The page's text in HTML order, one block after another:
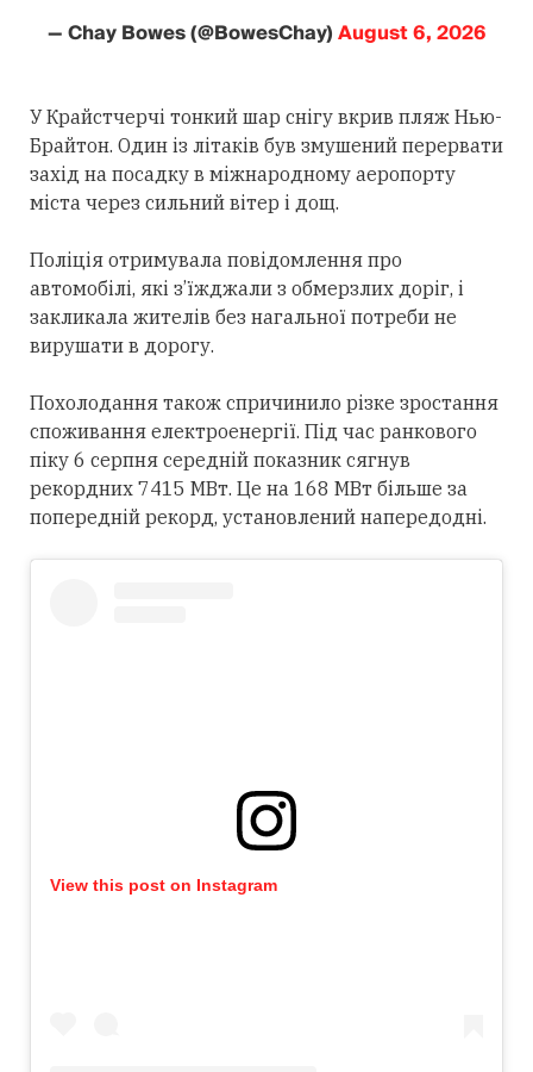
— Chay Bowes (@BowesChay)August 6, 2026
У Крайстчерчі тонкий шар снігу вкрив пляж Нью-
Брайтон. Один із літаків був змушений перервати
захід на посадку в міжнародному аеропорту
міста через сильний вітер і дощ.
Поліція отримувала повідомлення про
автомобілі, які з’їжджали з обмерзлих доріг, і
закликала жителів без нагальної потреби не
вирушати в дорогу.
Похолодання також спричинило різке зростання
споживання електроенергії. Під час ранкового
піку 6 серпня середній показник сягнув
рекордних 7415 МВт. Це на 168 МВт більше за
попередній рекорд, установлений напередодні.
View this post on Instagram